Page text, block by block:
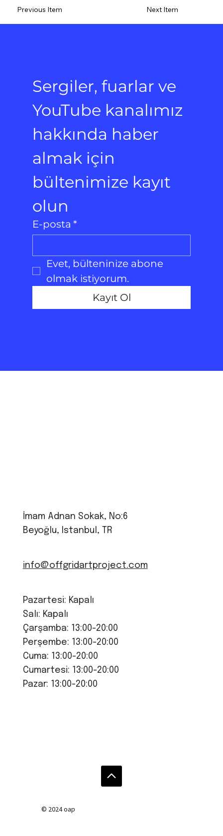
Previous Item Next Item
Sergiler, fuarlar ve
YouTube kanalımız
hakkında haber
almak için
bültenimize kayıt
olun
E-posta *
Evet, bülteninize abone
olmak istiyorum.
Kayıt Ol
İmam Adnan Sokak, No:6
Beyoğlu, Istanbul, TR
info@offgridartproject.com
Pazartesi: Kapalı
Salı: Kapalı
Çarşamba: 13:00-20:00
Perşembe: 13:00-20:00
Cuma: 13:00-20:00
Cumartesi: 13:00-20:00
Pazar: 13:00-20:00
© 2024 oap